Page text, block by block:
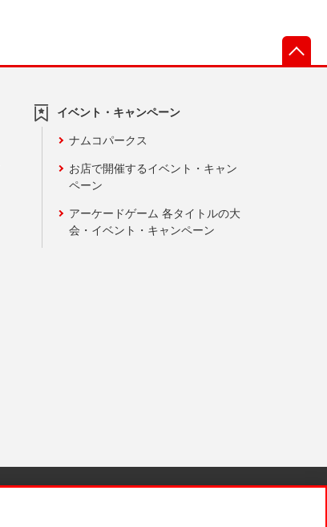
イベント・キャンペーン
ナムコパークス
お店で開催するイベント・キャン
ペーン
アーケードゲーム 各タイトルの大
会・イベント・キャンペーン